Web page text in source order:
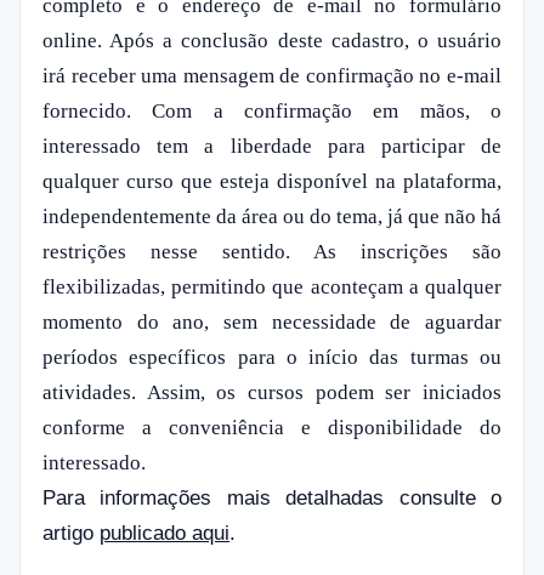
completo e o endereço de e-mail no formulário
online. Após a conclusão deste cadastro, o usuário
irá receber uma mensagem de confirmação no e-mail
fornecido. Com a confirmação em mãos, o
interessado tem a liberdade para participar de
qualquer curso que esteja disponível na plataforma,
independentemente da área ou do tema, já que não há
restrições nesse sentido. As inscrições são
flexibilizadas, permitindo que aconteçam a qualquer
momento do ano, sem necessidade de aguardar
períodos específicos para o início das turmas ou
atividades. Assim, os cursos podem ser iniciados
conforme a conveniência e disponibilidade do
interessado.
Para informações mais detalhadas consulte o
artigo publicado aqui.